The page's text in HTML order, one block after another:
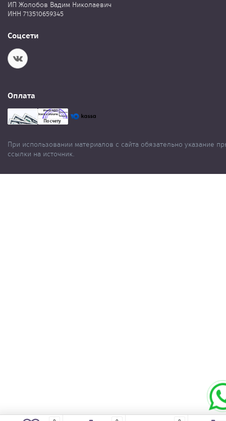
ИП Жолобов Вадим Николаевич
ИНН 713510659345
Соцсети
Оплата
При использовании материалов с сайта обязательно указание
ссылки на источник.